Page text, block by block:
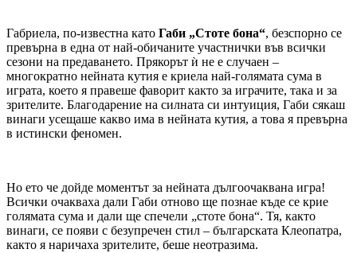
Габриела, по-известна като Габи „Стоте бона“, безспорно се
превърна в една от най-обичаните участнички във всички
сезони на предаването. Прякорът ѝ не е случаен –
многократно нейната кутия е криела най-голямата сума в
играта, което я правеше фаворит както за играчите, така и за
зрителите. Благодарение на силната си интуиция, Габи сякаш
винаги усещаше какво има в нейната кутия, а това я превърна
в истински феномен.
Но ето че дойде моментът за нейната дългоочаквана игра!
Всички очакваха дали Габи отново ще познае къде се крие
голямата сума и дали ще спечели „стоте бона“. Тя, както
винаги, се появи с безупречен стил – българската Клеопатра,
както я наричаха зрителите, беше неотразима.